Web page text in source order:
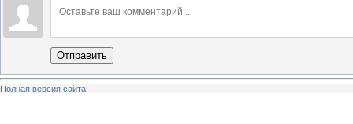
Отправить
Полная версия сайта